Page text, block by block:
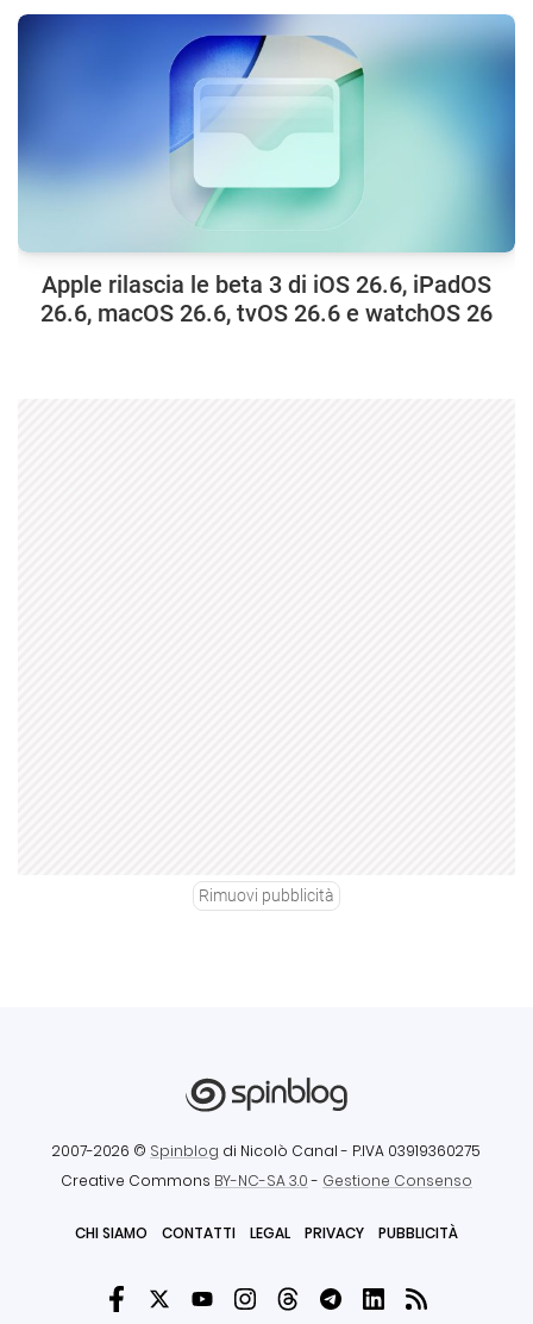
Apple rilascia le beta 3 di iOS 26.6, iPadOS
26.6, macOS 26.6, tvOS 26.6 e watchOS 26
Rimuovi pubblicità
2007-2026 © Spinblog di Nicolò Canal - P.IVA 03919360275
Creative Commons BY-NC-SA 3.0- Gestione Consenso
CHI SIAMO CONTATTI LEGAL PRIVACY PUBBLICITÀ